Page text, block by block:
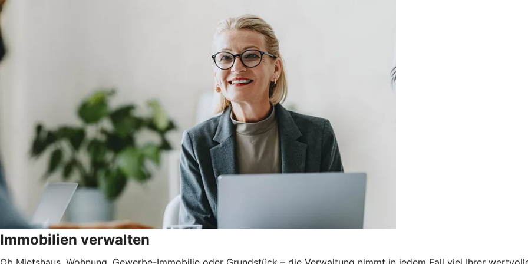
Immobilien verwalten